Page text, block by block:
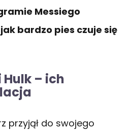
Messiego
bardzo pies czuje się
Hulk – ich
przyjął do swojego